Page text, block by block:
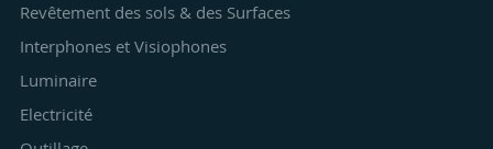
Revêtement des sols & des Surfaces
Interphones et Visiophones
Luminaire
Electricité